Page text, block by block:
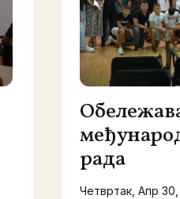
рада
Четвртак, Апр